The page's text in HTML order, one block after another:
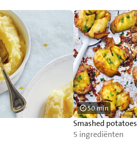
Smashed potatoes
5 ingrediënten
50 min